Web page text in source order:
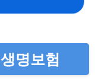
명보험